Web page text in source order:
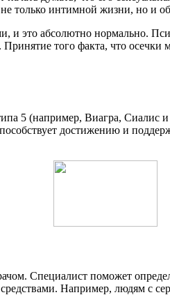
только интимной жизни, но и
это абсолютно нормально.
того факта, что
5 (например, Виагра, Сиалис
достижению и
Специалист поможет
Например, людям с